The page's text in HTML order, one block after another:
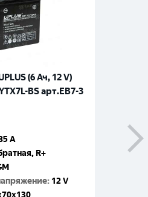
(6 Ач, 12 V)
BS арт.EB7-3
A
R+
: 12 V
Бренд